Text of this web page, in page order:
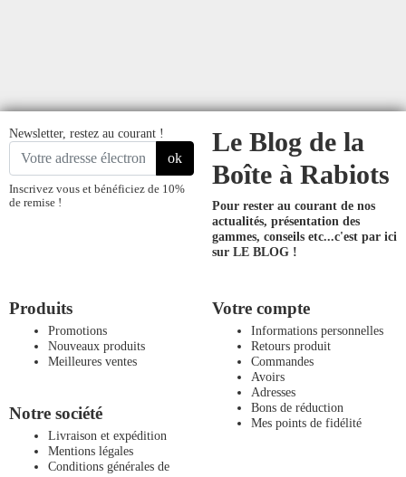
Newsletter, restez au courant !
ok
Inscrivez vous et bénéficiez de 10%
de remise !
Le Blog de la
Boîte à Rabiots
Pour rester au courant de nos
actualités, présentation des
gammes, conseils etc...c'est par ici
sur LE BLOG !
Produits
Promotions
Nouveaux produits
Meilleures ventes
Notre société
Livraison et expédition
Mentions légales
Conditions générales de
Votre compte
Informations personnelles
Retours produit
Commandes
Avoirs
Adresses
Bons de réduction
Mes points de fidélité